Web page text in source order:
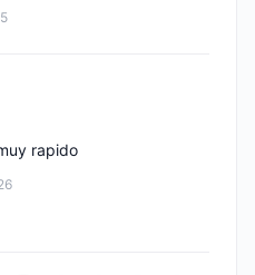
rapido